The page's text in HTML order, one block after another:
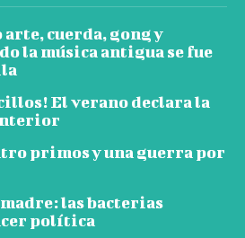
cuerda, gong y
la música antigua se fue
El verano declara la
primos y una guerra por
las bacterias
política